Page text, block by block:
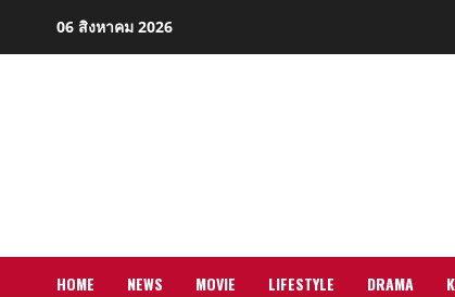
06 สิงหาคม 2026
HOME NEWS MOVIE LIFESTYLE DRAMA